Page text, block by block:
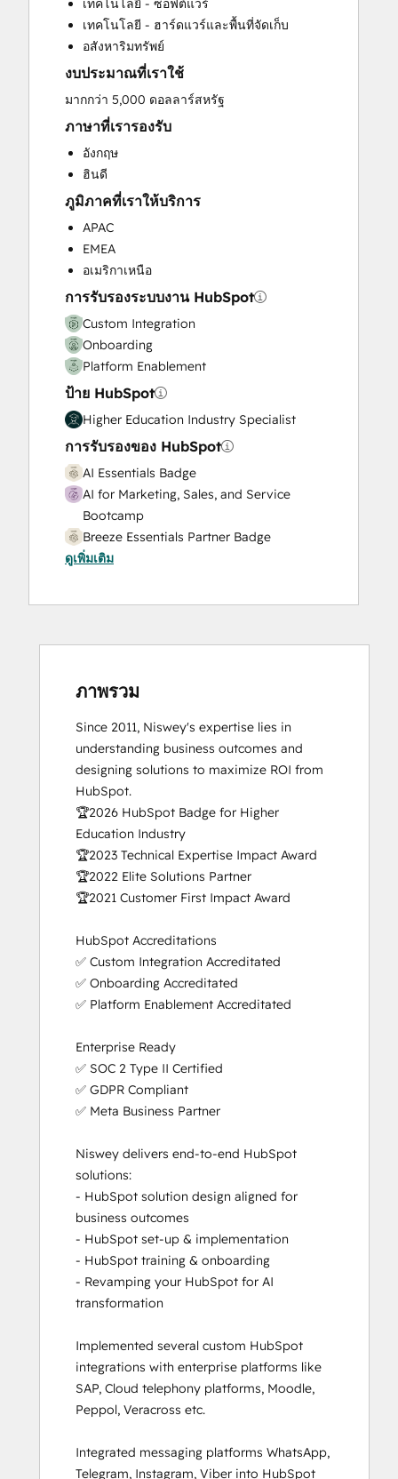
HubSpot Onboarding
Knowledge Base Development
Marketing Hub Enterprise Onboarding
Marketing Hub Professional Onboarding
Programmable Automation
Sales and Marketing Alignment
Sales Enablement
Sales Hub Enterprise Onboarding
Sales Hub Professional Onboarding
Service Hub Enterprise Onboarding
Service Hub Professional Onboarding
เทคโนโลยี - ซอฟต์แวร์
เทคโนโลยี - ฮาร์ดแวร์และพื้นที่จัดเก็บ
อสังหาริมทรัพย์
งบประมาณที่เราใช้
มากกว่า 5,000 ดอลลาร์สหรัฐ
ภาษาที่เรารองรับ
อังกฤษ
ฮินดี
ภูมิภาคที่เราให้บริการ
APAC
EMEA
อเมริกาเหนือ
การรับรองระบบงาน HubSpot
Custom Integration
Onboarding
Platform Enablement
ป้าย HubSpot
Higher Education Industry Specialist
การรับรองของ HubSpot
AI Essentials Badge
AI for Marketing, Sales, and Service
Bootcamp
Breeze Essentials Partner Badge
Content Hub Software Certified
Data Integrations Certification
HubSpot Architecture I: Data Models and
HubSpot Architecture II: Content and
HubSpot CMS for Developers II
HubSpot Content Hub Software
HubSpot Implementation for Partners
HubSpot Marketing Hub Software
Certification
HubSpot Marketing Software
HubSpot Reporting
HubSpot Sales Hub Software
Certification
HubSpot Trainer Certification
Inbound Marketing
Platform Consulting
Revenue Operations
Salesforce Integration Certification
Service Hub Software
Solutions Architecture Foundations
ดูเพิ่มเติม
ภาพรวม
Since 2011, Niswey's expertise lies in
understanding business outcomes and
designing solutions to maximize ROI from
HubSpot.
🏆2026 HubSpot Badge for Higher
Education Industry
🏆2023 Technical Expertise Impact Award
🏆2022 Elite Solutions Partner
🏆2021 Customer First Impact Award
HubSpot Accreditations
✅ Custom Integration Accreditated
✅ Onboarding Accreditated
✅ Platform Enablement Accreditated
Enterprise Ready
✅ SOC 2 Type II Certified
✅ GDPR Compliant
✅ Meta Business Partner
Niswey delivers end-to-end HubSpot
solutions:
- HubSpot solution design aligned for
business outcomes
- HubSpot set-up & implementation
- HubSpot training & onboarding
- Revamping your HubSpot for AI
transformation
Implemented several custom HubSpot
integrations with enterprise platforms like
SAP, Cloud telephony platforms, Moodle,
Peppol, Veracross etc.
Integrated messaging platforms WhatsApp,
Telegram, Instagram, Viber into HubSpot